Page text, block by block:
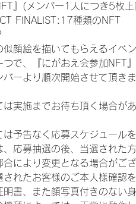
』(メンバー1人につき5枚
FINALIST:17種類のNFT
似顔絵を描いてもらえるイ
で、『にがおえ会参加NFT
バーより順次開始させて頂き
実施までお待ち頂く場合が
予告なく応募スケジュール
応募抽選の後、当選された
により変更となる場合がご
れたお客様のご本人様確認
書、また顔写真付きのない